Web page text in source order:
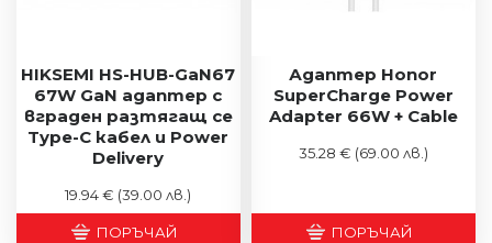
HIKSEMI HS-HUB-GaN67
67W GaN адаптер с
вграден разтягащ се
Type-C кабел и Power
Delivery
19.94 € (39.00 лв.)
ПОРЪЧАЙ
Адаптер Honor
SuperCharge Power
Adapter 66W + Cable
35.28 € (69.00 лв.)
ПОРЪЧАЙ